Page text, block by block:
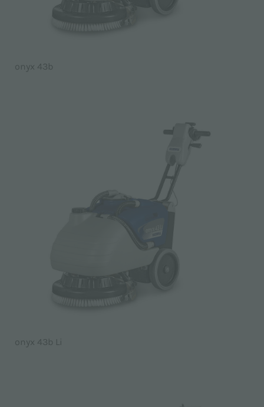
onyx 43b
onyx 43b Li